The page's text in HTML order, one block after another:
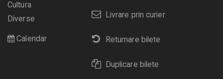
Livrare prin curier
Returnare bilete
Duplicare bilete
Cultura
Diverse
Calendar